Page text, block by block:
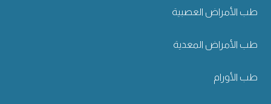
طب الأمراض العصبية
طب الأمراض المعدية
طب الأورام